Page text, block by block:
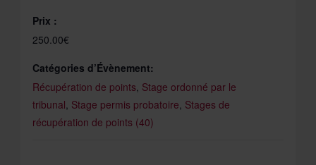
Prix :
250.00€
Catégories d’Évènement:
Récupération de points Stage ordonné par le
tribunal Stage permis probatoire Stages de
récupération de points (40)